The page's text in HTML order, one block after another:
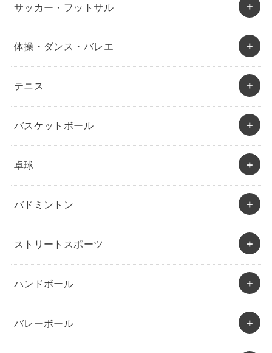
サッカー・フットサル
体操・ダンス・バレエ
テニス
バスケットボール
卓球
バドミントン
ストリートスポーツ
ハンドボール
バレーボール